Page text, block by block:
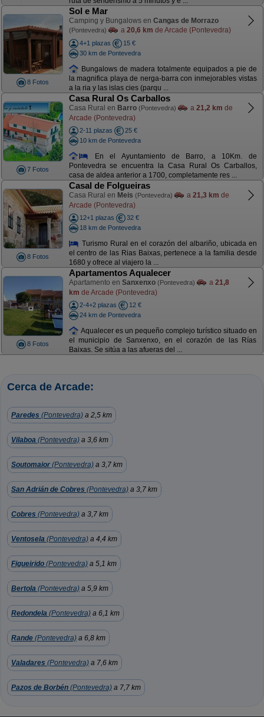
8 Fotos
Sol e Mar
Camping y Bungalows en Cangas de Morrazo
(Pontevedra) a 20,6 km de Arcade (Pontevedra)
4+1 plazas
15 €
30 km de Pontevedra
Bungalows de madera totalmente equipados a pie de
la magnifica playa de nerga-barra con inmejorables vistas
a la ria y las islas cies (parqu ...
7 Fotos
Casa Rural Os Carballos
Casa Rural en Barro (Pontevedra) a 21,2 km de
Arcade (Pontevedra)
2-11 plazas
25 €
10 km de Pontevedra
En el Ayuntamiento de Barro, a 10Km. de
Pontevedra se encuentra la Casa Rural Os Carballos,
casa de aldea anterior a 1700, completamente res ...
8 Fotos
Casal de Folgueiras
Casa Rural en Meis (Pontevedra) a 21,3 km de
Arcade (Pontevedra)
12+1 plazas
32 €
18 km de Pontevedra
Turismo Rural en el corazón del albariño, ubicada en
el centro de las Rias Baixas, pertenece a la familia desde
1680 y ofrece al viajero la ...
8 Fotos
Apartamentos Aqualecer
Apartamento en Sanxenxo (Pontevedra) a 21,8
km de Arcade (Pontevedra)
2-4+2 plazas
12 €
24 km de Pontevedra
Aqualecer es un pequeño complejo turístico situado en
el municipio de Sanxenxo, en el corazón de las Rías
Baixas. Se sitúa a las afueras del ...
Cerca de Arcade:
Paredes (Pontevedra) a 2,5 km
Vilaboa (Pontevedra) a 3,6 km
Soutomaior (Pontevedra) a 3,7 km
San Adrián de Cobres (Pontevedra) a 3,7 km
Cobres (Pontevedra) a 3,7 km
Ventosela (Pontevedra) a 4,4 km
Figueirido (Pontevedra) a 5,1 km
Bertola (Pontevedra) a 5,9 km
Redondela (Pontevedra) a 6,1 km
Rande (Pontevedra) a 6,8 km
Valadares (Pontevedra) a 7,6 km
Pazos de Borbén (Pontevedra) a 7,7 km